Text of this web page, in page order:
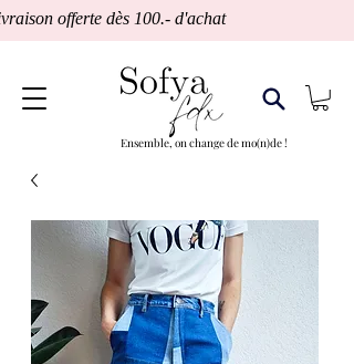
offerte dès 100.- d'achat
Ensemble, on change de mo(n)de !